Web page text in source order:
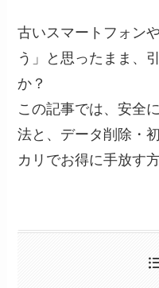
古いスマートフォン
う」と思ったまま、
か？
この記事では、安全
法と、データ削除・
カリでお得に手放す